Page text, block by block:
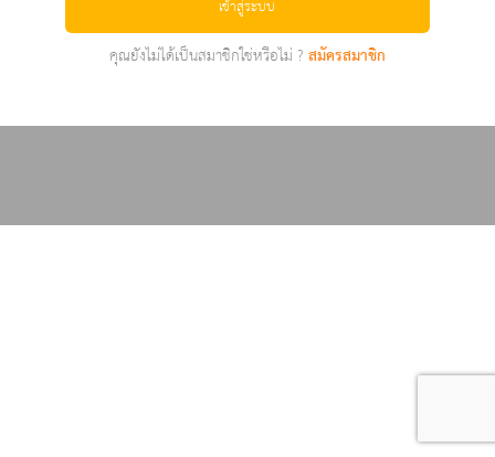
เข้าสู่ระบบ
คุณยังไม่ได้เป็นสมาชิกใช่หรือไม่ ?สมัครสมาชิก